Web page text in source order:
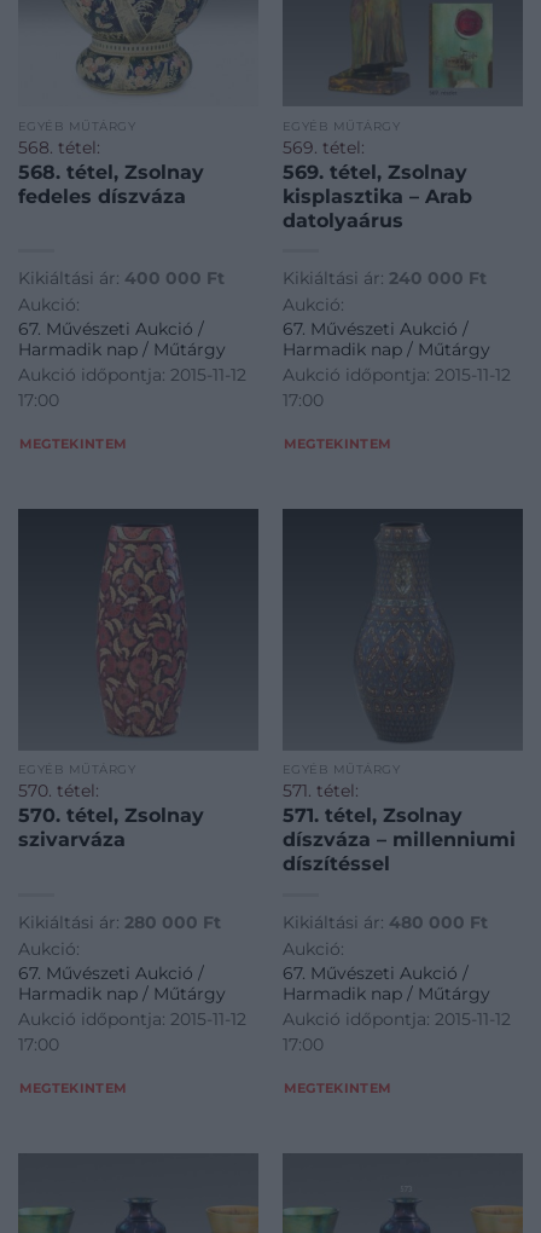
EGYÉB MŰTÁRGY
568. tétel:
568. tétel, Zsolnay
fedeles díszváza
Kikiáltási ár: 400 000 Ft
Aukció:
67. Művészeti Aukció /
Harmadik nap / Műtárgy
Aukció időpontja: 2015-11-12
17:00
MEGTEKINTEM
EGYÉB MŰTÁRGY
569. tétel:
569. tétel, Zsolnay
kisplasztika – Arab
datolyaárus
Kikiáltási ár: 240 000 Ft
Aukció:
67. Művészeti Aukció /
Harmadik nap / Műtárgy
Aukció időpontja: 2015-11-12
17:00
MEGTEKINTEM
EGYÉB MŰTÁRGY
570. tétel:
570. tétel, Zsolnay
szivarváza
Kikiáltási ár: 280 000 Ft
Aukció:
67. Művészeti Aukció /
Harmadik nap / Műtárgy
Aukció időpontja: 2015-11-12
17:00
MEGTEKINTEM
EGYÉB MŰTÁRGY
571. tétel:
571. tétel, Zsolnay
díszváza – millenniumi
díszítéssel
Kikiáltási ár: 480 000 Ft
Aukció:
67. Művészeti Aukció /
Harmadik nap / Műtárgy
Aukció időpontja: 2015-11-12
17:00
MEGTEKINTEM